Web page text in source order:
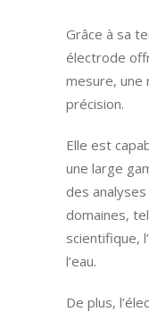
Grâce à sa
électrode
mesure, une
précision.
Elle est
une large
des
domaines,
scientifique,
l’eau.
De plus,